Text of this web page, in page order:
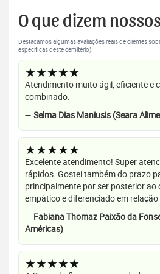
O que dizem
Destacamos algumas avaliações reais de clientes
específicas deste cemitério).
★★★★★
Atendimento muito ágil, eficiente e
combinado.
— Selma Dias Maniusis (Seara
★★★★★
Excelente atendimento! Super
rápidos. Gostei também do prazo
principalmente por ser posterior
empático e diferenciado em
— Fabiana Thomaz Paixão da
Américas)
★★★★★